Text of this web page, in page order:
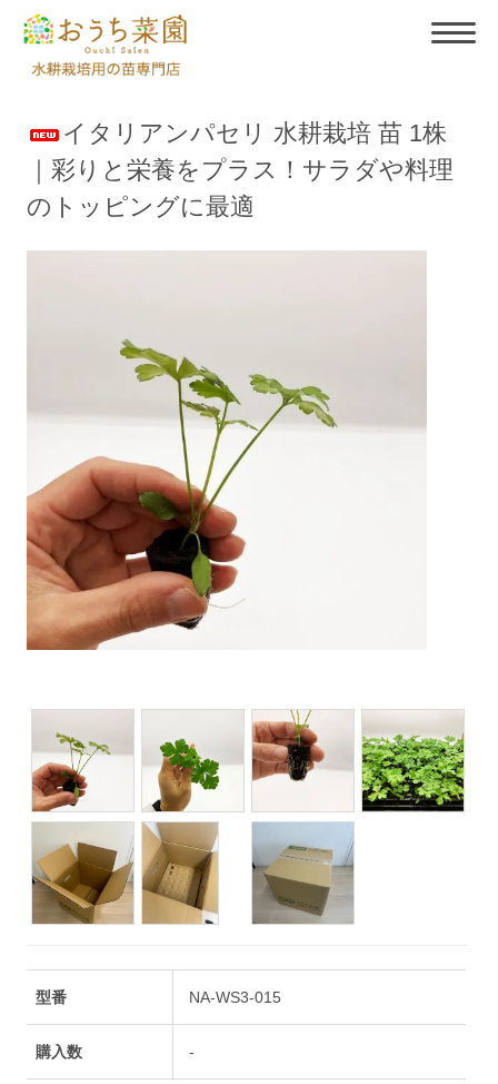
イタリアンパセリ 水耕栽培 苗 1株
｜彩りと栄養をプラス！サラダや料理
のトッピングに最適
型番 NA-WS3-015
購入数 -